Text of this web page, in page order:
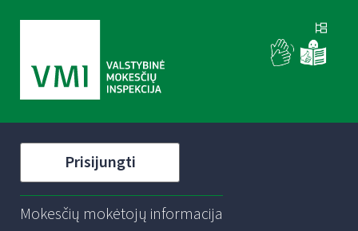
Prisijungti
Mokesčių mokėtojų informacija